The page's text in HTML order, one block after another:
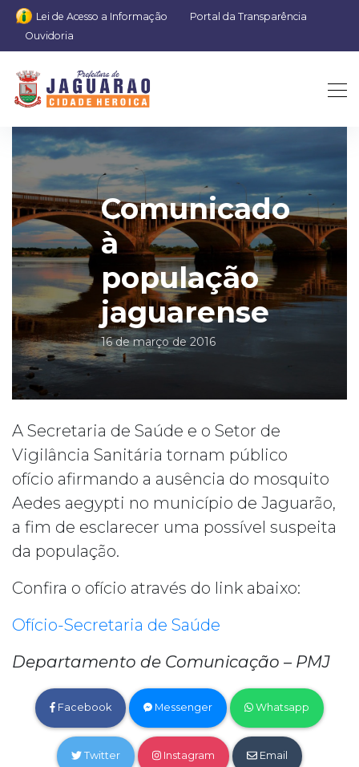
Lei de Acesso a Informação
Portal da Transparência
Ouvidoria
Comunicado
à
população
jaguarense
16 de março de 2016
A Secretaria de Saúde e o Setor de
Vigilância Sanitária tornam público
ofício afirmando a ausência do mosquito
Aedes aegypti no município de Jaguarão,
a fim de esclarecer uma possível suspeita
da população.
Confira o ofício através do link abaixo:
Ofício-Secretaria de Saúde
Departamento de Comunicação – PMJ
Facebook Messenger Whatsapp
Twitter Instagram Email